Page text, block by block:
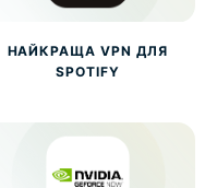
НАЙКРАЩА VPN ДЛЯ
SPOTIFY